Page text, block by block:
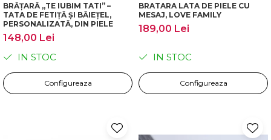
BRĂȚARĂ „TE IUBIM TATI” –
TATA DE FETIȚĂ ȘI BĂIEȚEL,
PERSONALIZATĂ, DIN PIELE
148,00 Lei
IN STOC
Configureaza
BRATARA LATA DE PIELE CU
MESAJ, LOVE FAMILY
189,00 Lei
IN STOC
Configureaza